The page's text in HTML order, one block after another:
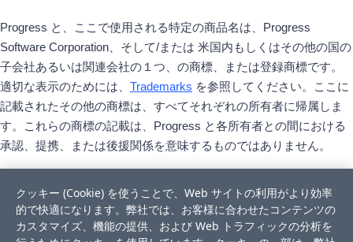
Progress と、ここで使用される特定の商品名は、Progress
Software Corporation、そして/または 米国内もしくはその他の国の
子会社あるいは関連会社の１つ、の商標、または登録商標です。
適切な表示のためには、 Trademarks を参照してください。ここに
記載されたその他の商標は、すべてそれぞれの所有者に帰属しま
す。これらの商標の記載は、Progress と各所有者との間における
承認、提携、または後援関係を意味するものではありません。
クッキー (Cookie) を使うことで、Web サイトの利用がより効率
的で快適になります。弊社では、お客様に合わせたコンテンツの
カスタマイズ、機能の提供、および Web トラフィックの分析を